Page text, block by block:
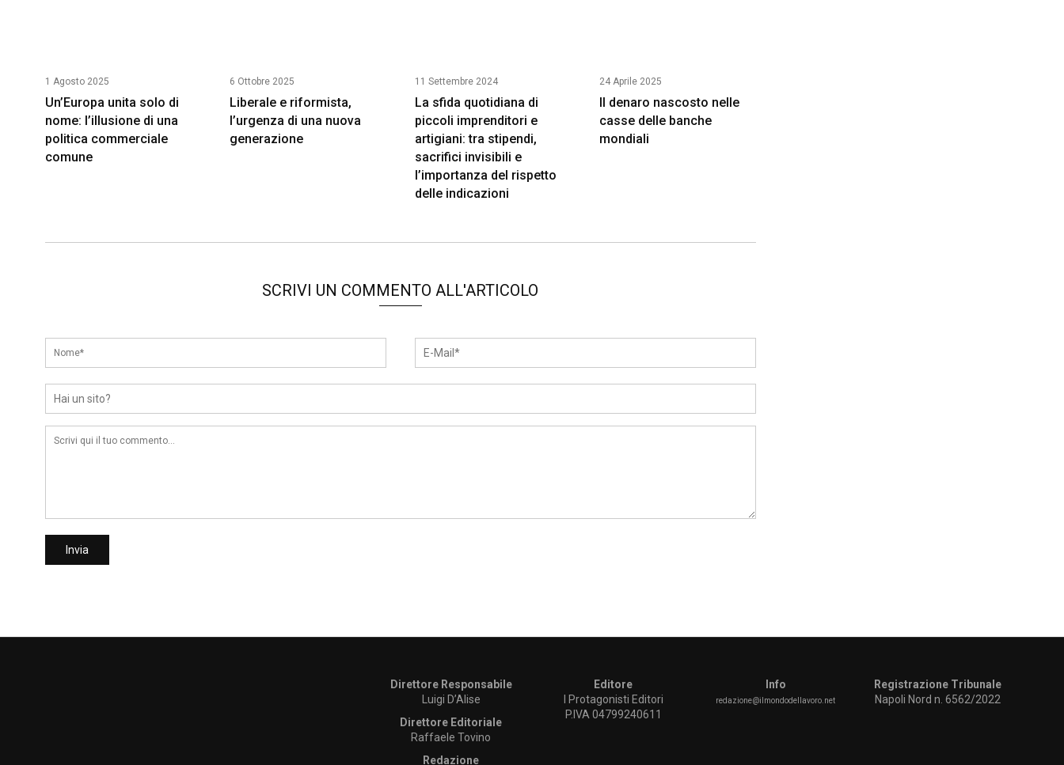
1 Agosto 2025
Un’Europa unita solo di
nome: l’illusione di una
politica commerciale
comune
6 Ottobre 2025
Liberale e riformista,
l’urgenza di una nuova
generazione
11 Settembre 2024
La sfida quotidiana di
piccoli imprenditori e
artigiani: tra stipendi,
sacrifici invisibili e
l’importanza del rispetto
delle indicazioni
24 Aprile 2025
Il denaro nascosto nelle
casse delle banche
mondiali
SCRIVI UN COMMENTO ALL'ARTICOLO
Direttore Responsabile
Luigi D’Alise
Direttore Editoriale
Raffaele Tovino
Redazione
Editore
I Protagonisti Editori
P.IVA 04799240611
Info
redazione@ilmondodellavoro.net
Registrazione Tribunale
Napoli Nord n. 6562/2022